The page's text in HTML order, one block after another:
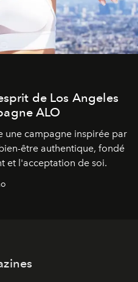
de Los Angeles
ALO
une campagne inspirée par
être authentique, fondé
et l'acceptation de soi.